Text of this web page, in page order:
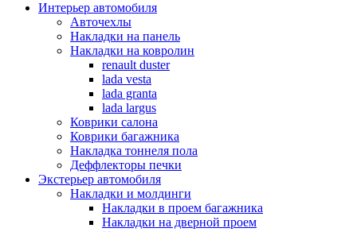
Интерьер автомобиля
Авточехлы
Накладки на панель
Накладки на ковролин
renault duster
lada vesta
lada granta
lada largus
Коврики салона
Коврики багажника
Накладка тоннеля пола
Деффлекторы печки
Экстерьер автомобиля
Накладки и молдинги
Накладки в проем багажника
Накладки на дверной проем